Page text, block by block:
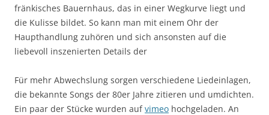
fränkisches Bauernhaus, das in einer Wegkurve liegt und
die Kulisse bildet. So kann man mit einem Ohr der
Haupthandlung zuhören und sich ansonsten auf die
liebevoll inszenierten Details der
Für mehr Abwechslung sorgen verschiedene Liedeinlagen,
die bekannte Songs der 80er Jahre zitieren und umdichten.
Ein paar der Stücke wurden aufvimeo hochgeladen. An